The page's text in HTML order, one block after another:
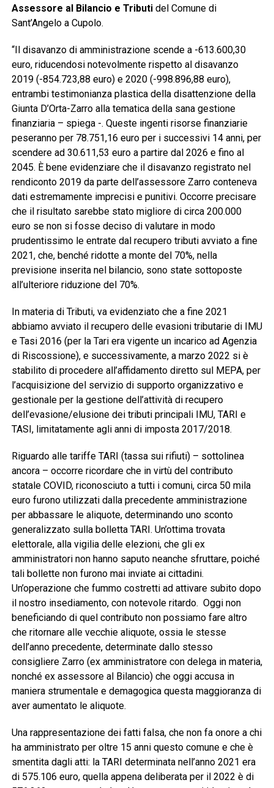
Assessore al Bilancio e Tributidel Comune di
Sant’Angelo a Cupolo.
“Il disavanzo di amministrazione scende a -613.600,30
euro, riducendosi notevolmente rispetto al disavanzo
2019 (-854.723,88 euro) e 2020 (-998.896,88 euro),
entrambi testimonianza plastica della disattenzione della
Giunta D’Orta-Zarro alla tematica della sana gestione
finanziaria – spiega -. Queste ingenti risorse finanziarie
peseranno per 78.751,16 euro per i successivi 14 anni, per
scendere ad 30.611,53 euro a partire dal 2026 e fino al
2045. È bene evidenziare che il disavanzo registrato nel
rendiconto 2019 da parte dell’assessore Zarro conteneva
dati estremamente imprecisi e punitivi. Occorre precisare
che il risultato sarebbe stato migliore di circa 200.000
euro se non si fosse deciso di valutare in modo
prudentissimo le entrate dal recupero tributi avviato a fine
2021, che, benché ridotte a monte del 70%, nella
previsione inserita nel bilancio, sono state sottoposte
all’ulteriore riduzione del 70%.
In materia di Tributi, va evidenziato che a fine 2021
abbiamo avviato il recupero delle evasioni tributarie di IMU
e Tasi 2016 (per la Tari era vigente un incarico ad Agenzia
di Riscossione), e successivamente, a marzo 2022 si è
stabilito di procedere all’affidamento diretto sul MEPA, per
l’acquisizione del servizio di supporto organizzativo e
gestionale per la gestione dell’attività di recupero
dell’evasione/elusione dei tributi principali IMU, TARI e
TASI, limitatamente agli anni di imposta 2017/2018.
Riguardo alle tariffe TARI (tassa sui rifiuti) – sottolinea
ancora – occorre ricordare che in virtù del contributo
statale COVID, riconosciuto a tutti i comuni, circa 50 mila
euro furono utilizzati dalla precedente amministrazione
per abbassare le aliquote, determinando uno sconto
generalizzato sulla bolletta TARI. Un’ottima trovata
elettorale, alla vigilia delle elezioni, che gli ex
amministratori non hanno saputo neanche sfruttare, poiché
tali bollette non furono mai inviate ai cittadini.
Un’operazione che fummo costretti ad attivare subito dopo
il nostro insediamento, con notevole ritardo. Oggi non
beneficiando di quel contributo non possiamo fare altro
che ritornare alle vecchie aliquote, ossia le stesse
dell’anno precedente, determinate dallo stesso
consigliere Zarro (ex amministratore con delega in materia,
nonché ex assessore al Bilancio) che oggi accusa in
maniera strumentale e demagogica questa maggioranza di
aver aumentato le aliquote.
Una rappresentazione dei fatti falsa, che non fa onore a chi
ha amministrato per oltre 15 anni questo comune e che è
smentita dagli atti: la TARI determinata nell’anno 2021 era
di 575.106 euro, quella appena deliberata per il 2022 è di